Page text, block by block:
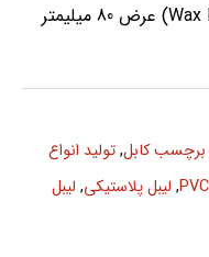
(Rezin) یا وکس رزین (Wax Resin) عرض 80 میلیمتر
برچسب کابل,تولید انواع
, لیبل پلاستیکی, لیبل